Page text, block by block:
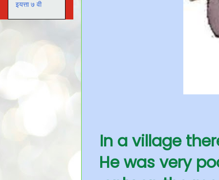
In a village
He was very
इयत्ता ७ वी